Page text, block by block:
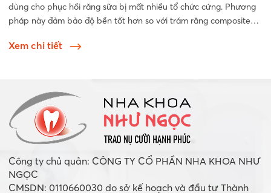
dùng cho phục hồi răng sữa bị mất nhiều tổ chức cứng. Phương
pháp này đảm bảo độ bền tốt hơn so với trám răng composite
Xem chi tiết
Công ty chủ quản: CÔNG TY CỔ PHẦN NHA KHOA NHƯ
NGỌC
CMSDN: 0110660030 do sở kế hoạch và đầu tư Thành